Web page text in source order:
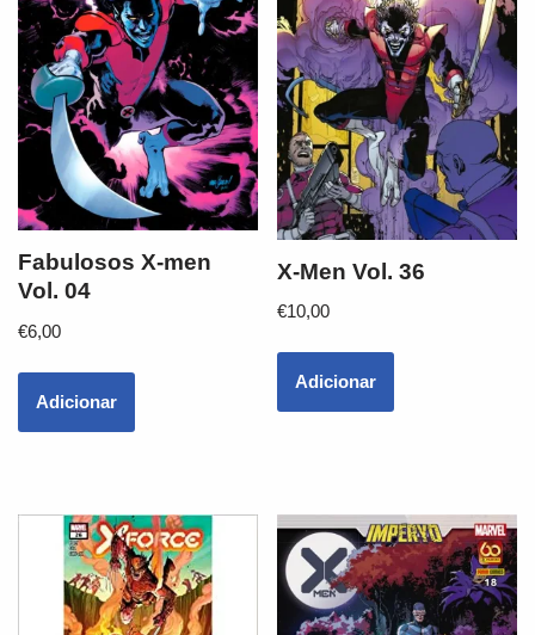
Fabulosos X-men
Vol. 04
€6,00
Adicionar
X-Men Vol. 36
€10,00
Adicionar